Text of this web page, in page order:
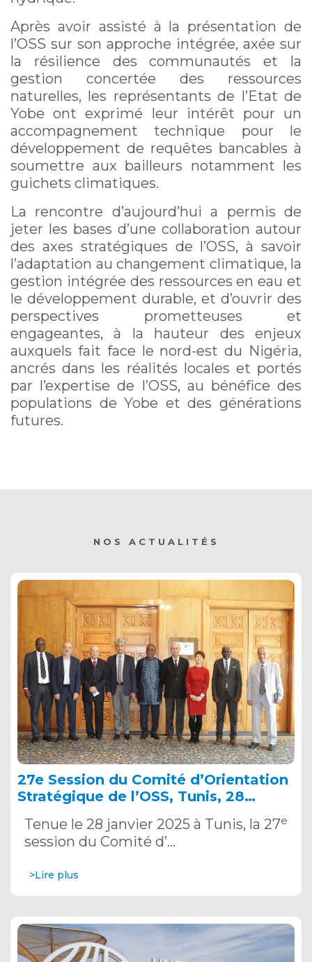
Après avoir assisté à la présentation de
l’OSS sur son approche intégrée, axée sur
la résilience des communautés et la
gestion concertée des ressources
naturelles, les représentants de l’Etat de
Yobe ont exprimé leur intérêt pour un
accompagnement technique pour le
développement de requêtes bancables à
soumettre aux bailleurs notamment les
guichets climatiques.
La rencontre d’aujourd’hui a permis de
jeter les bases d’une collaboration autour
des axes stratégiques de l’OSS, à savoir
l’adaptation au changement climatique, la
gestion intégrée des ressources en eau et
le développement durable, et d’ouvrir des
perspectives prometteuses et
engageantes, à la hauteur des enjeux
auxquels fait face le nord-est du Nigéria,
ancrés dans les réalités locales et portés
par l’expertise de l’OSS, au bénéfice des
populations de Yobe et des générations
futures.
NOS ACTUALITÉS
27e Session du Comité d’Orientation
Stratégique de l’OSS, Tunis, 28
Tenue le 28 janvier 2025 à Tunis, la 27e
session du Comité d’…
>Lire plus